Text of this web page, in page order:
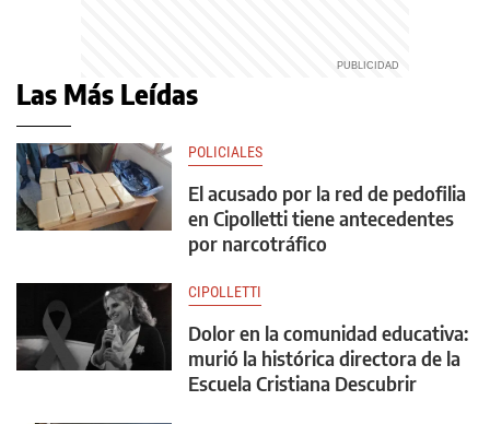
Las Más Leídas
POLICIALES
El acusado por la red de pedofilia
en Cipolletti tiene antecedentes
por narcotráfico
CIPOLLETTI
Dolor en la comunidad educativa:
murió la histórica directora de la
Escuela Cristiana Descubrir